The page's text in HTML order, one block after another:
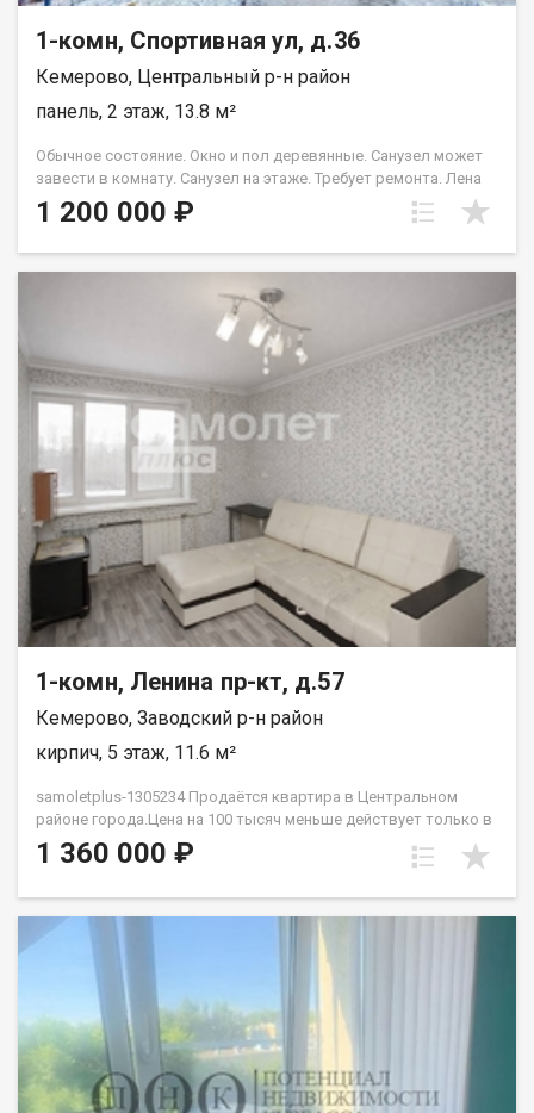
1-комн, Спортивная ул, д.36
Кемерово, Центральный р-н район
панель, 2 этаж, 13.8 м²
Обычное состояние. Окно и пол деревянные. Санузел может
завести в комнату. Санузел на этаже. Требует ремонта. Лена
Васильева
1 200 000 ₽
1-комн, Ленина пр-кт, д.57
Кемерово, Заводский р-н район
кирпич, 5 этаж, 11.6 м²
samoletplus-1305234 Продаётся квартира в Центральном
районе города.Цена на 100 тысяч меньше действует только в
августе! Успей приобрести недвижимость, подходящую как
для проживания, так и для сдачи! Удобное расположение
общественному транспорту. Квартира подходит как для сдачи
центры, университеты, школы и детские сады — всё
необходимое для комфортной жизни. В квартире выполнен
ремонт, готовый к заселению. Установлена новая входная
дверь, светлая комната с большим окном. Особенность
планировки — отсутствие соседей за стенами, что добавляет
1 360 000 ₽